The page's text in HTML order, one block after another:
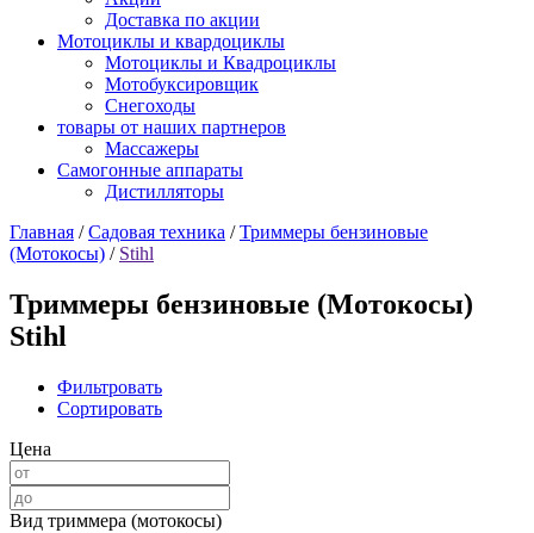
Доставка по акции
Мотоциклы и квардоциклы
Мотоциклы и Квадроциклы
Мотобуксировщик
Снегоходы
товары от наших партнеров
Массажеры
Самогонные аппараты
Дистилляторы
Главная /Садовая техника /Триммеры бензиновые
(Мотокосы) / Stihl
Триммеры бензиновые (Мотокосы)
Stihl
Фильтровать
Сортировать
Цена
Вид триммера (мотокосы)